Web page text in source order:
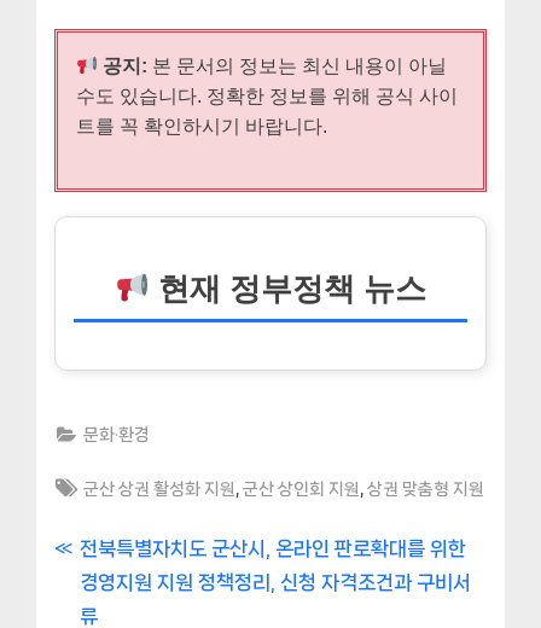
공지: 본 문서의 정보는 최신 내용이 아닐
수도 있습니다. 정확한 정보를 위해 공식 사이
트를 꼭 확인하시기 바랍니다.
현재 정부정책 뉴스
문화·환경
Tags:
군산 상권 활성화 지원 ,군산 상인회 지원 ,상권 맞춤형 지원
글
내
P
r
e
전북특별자치도 군산시, 온라인 판로확대를 위한
경영지원 지원 정책정리, 신청 자격조건과 구비서
류